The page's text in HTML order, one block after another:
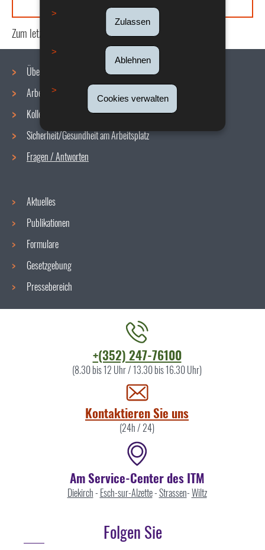
Zulassen
Ablehnen
Cookies verwalten
Zum letzten Mal aktualisiert am15/07/2020
Navigationsmenü
Über uns
Arbeitsbedingungen
Kollektive Vereinbarungen
Sicherheit/Gesundheit am Arbeitsplatz
Fragen / Antworten
Aktuelles
Publikationen
Formulare
Gesetzgebung
Pressebereich
+(352) 247-76100
(8.30 bis 12 Uhr / 13.30 bis 16.30 Uhr)
Kontaktieren Sie uns
(24h / 24)
Am Service-Center des ITM
Diekirch- Esch-sur-Alzette-Strassen-Wiltz
Folgen Sie